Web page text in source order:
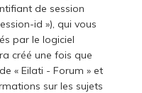
de session
id »), qui vous
par le logiciel
créé une fois que
« Eilati - Forum » et
sur les sujets